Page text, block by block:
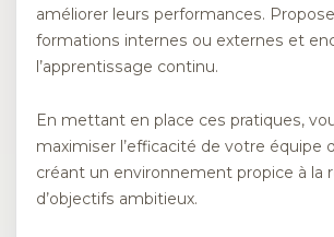
améliorer leurs performances.
formations internes ou externes et
l’apprentissage continu.
En mettant en place ces pratiques,
maximiser l’efficacité de votre équipe
créant un environnement propice à la
d’objectifs ambitieux.